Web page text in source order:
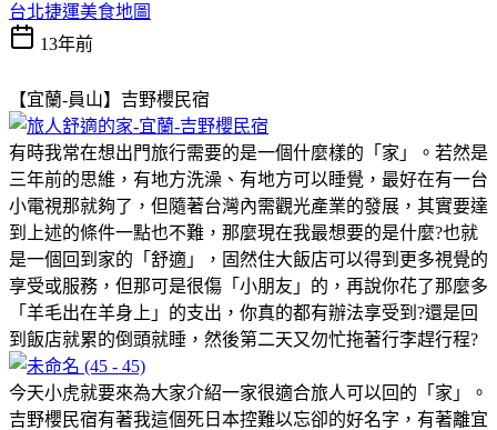
台北捷運美食地圖
13年前
【宜蘭-員山】吉野櫻民宿
有時我常在想出門旅行需要的是一個什麼樣的「家」。若然是
三年前的思維，有地方洗澡、有地方可以睡覺，最好在有一台
小電視那就夠了，但隨著台灣內需觀光產業的發展，其實要達
到上述的條件一點也不難，那麼現在我最想要的是什麼?也就
是一個回到家的「舒適」，固然住大飯店可以得到更多視覺的
享受或服務，但那可是很傷「小朋友」的，再說你花了那麼多
「羊毛出在羊身上」的支出，你真的都有辦法享受到?還是回
到飯店就累的倒頭就睡，然後第二天又勿忙拖著行李趕行程?
今天小虎就要來為大家介紹一家很適合旅人可以回的「家」。
吉野櫻民宿有著我這個死日本控難以忘卻的好名字，有著離宜